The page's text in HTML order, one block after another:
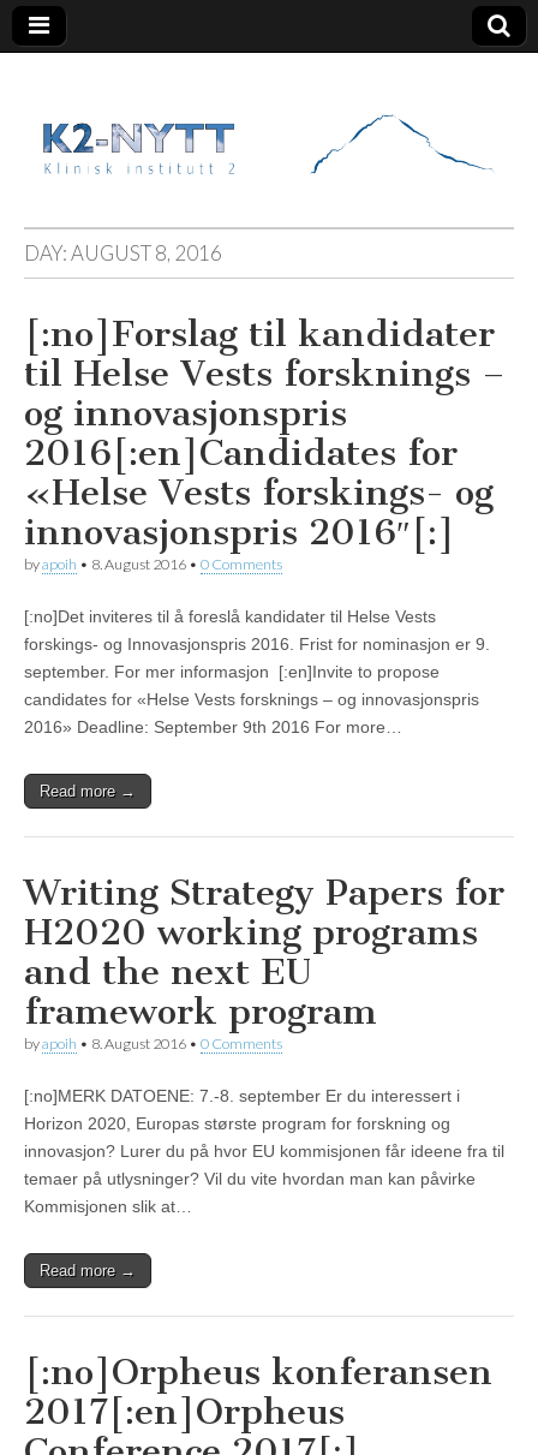
K2 Nytt
DAY:AUGUST 8, 2016
[:no]Forslag til kandidater
til Helse Vests forsknings –
og innovasjonspris
2016[:en]Candidates for
«Helse Vests forskings- og
innovasjonspris 2016″[:]
byapoih • 8. August 2016 • 0 Comments
[:no]Det inviteres til å foreslå kandidater til Helse Vests
forskings- og Innovasjonspris 2016. Frist for nominasjon er 9.
september. For mer informasjon [:en]Invite to propose
candidates for «Helse Vests forsknings – og innovasjonspris
2016» Deadline: September 9th 2016 For more…
Read more →
Writing Strategy Papers for
H2020 working programs
and the next EU
framework program
byapoih • 8. August 2016 • 0 Comments
[:no]MERK DATOENE: 7.-8. september Er du interessert i
Horizon 2020, Europas største program for forskning og
innovasjon? Lurer du på hvor EU kommisjonen får ideene fra til
temaer på utlysninger? Vil du vite hvordan man kan påvirke
Kommisjonen slik at…
Read more →
[:no]Orpheus konferansen
2017[:en]Orpheus